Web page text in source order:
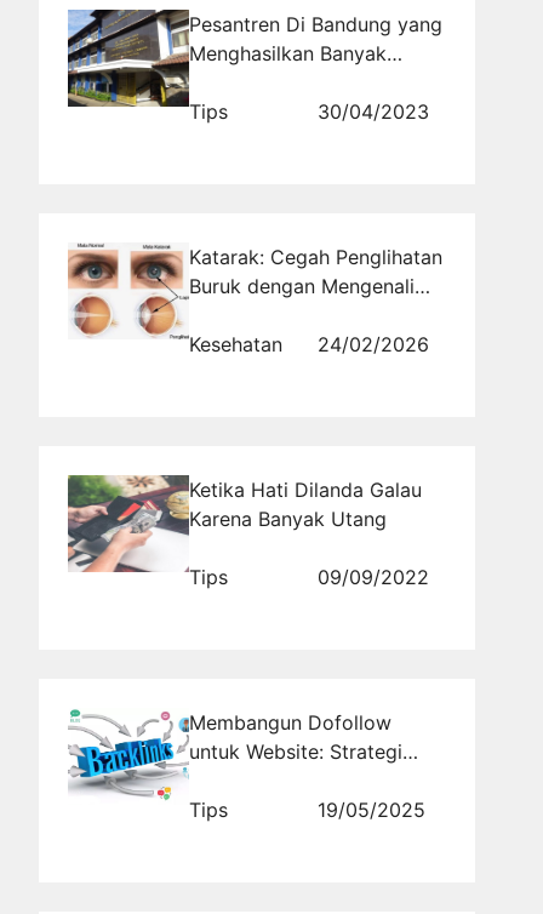
Pesantren Di Bandung yang
Menghasilkan Banyak
Tips
30/04/2023
Katarak: Cegah Penglihatan
Buruk dengan Mengenali
yang Tepat
Kesehatan 24/02/2026
Ketika Hati Dilanda Galau
Karena Banyak Utang
Tips 09/09/2022
Membangun Dofollow
untuk Website: Strategi
Rajabacklink.com
Tips 19/05/2025